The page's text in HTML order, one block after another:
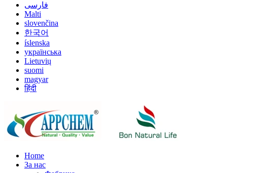
فارسی
Malti
slovenčina
한국어
íslenska
українська
Lietuvių
suomi
magyar
हिंदी
Home
За нас